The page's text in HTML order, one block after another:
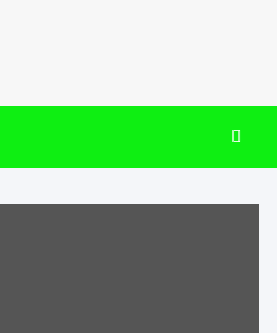
87.7, 106